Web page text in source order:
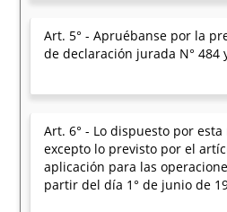
Art. 5° - Apruébanse por la
de declaración jurada N° 484
Art. 6° - Lo dispuesto por
excepto lo previsto por el
aplicación para las
partir del día 1° de junio de